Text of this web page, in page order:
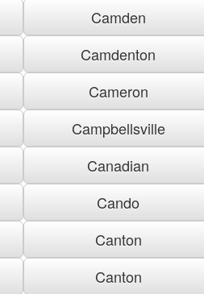
Camden
Camdenton
Cameron
Campbellsville
Canadian
Cando
Canton
Canton